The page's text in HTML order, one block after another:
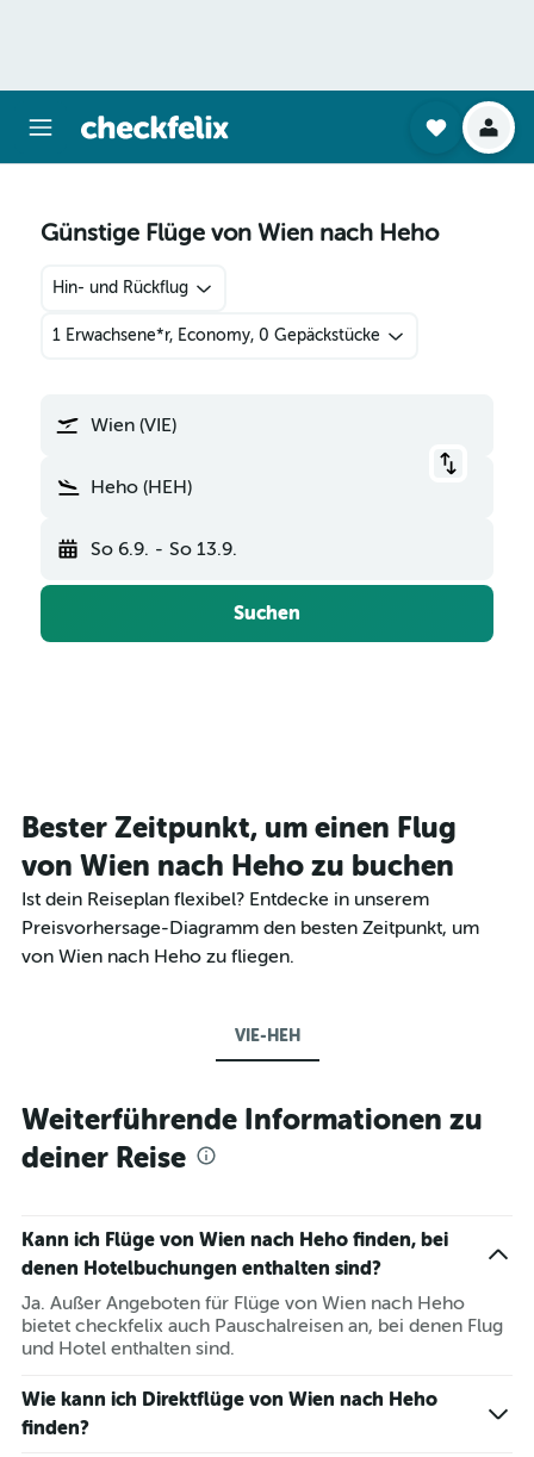
Günstige Flüge von Wien nach Heho
Hin- und Rückflug
1 Erwachsene*r, Economy, 0 Gepäckstücke
Wien (VIE)
Heho (HEH)
So 6.9. - So 13.9.
Suchen
Bester Zeitpunkt, um einen Flug
von Wien nach Heho zu buchen
Ist dein Reiseplan flexibel? Entdecke in unserem
Preisvorhersage-Diagramm den besten Zeitpunkt, um
von Wien nach Heho zu fliegen.
VIE-HEH
Weiterführende Informationen zu
deiner Reise
Kann ich Flüge von Wien nach Heho finden, bei
denen Hotelbuchungen enthalten sind?
Ja. Außer Angeboten für Flüge von Wien nach Heho
bietet checkfelix auch Pauschalreisen an, bei denen Flug
und Hotel enthalten sind.
Wie kann ich Direktflüge von Wien nach Heho
finden?